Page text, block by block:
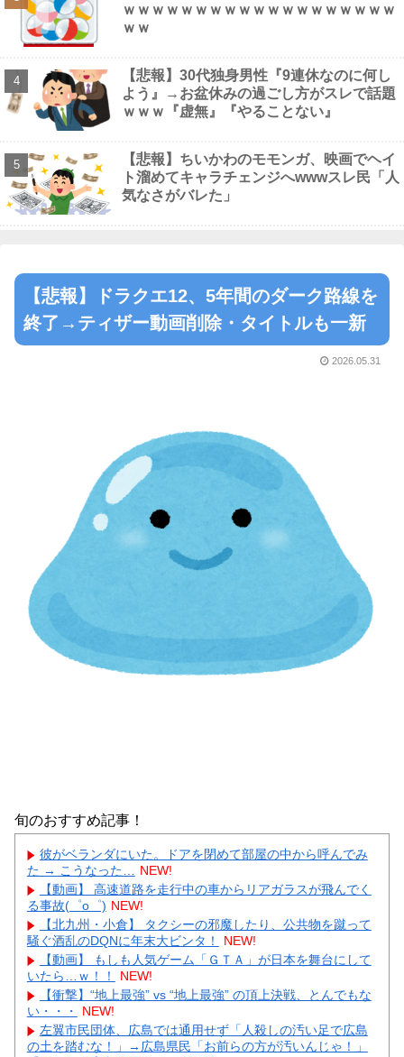
Powered by livedoor 相互RSSｗｗｗｗｗｗｗｗｗｗｗｗｗｗｗｗｗｗｗ
ｗｗ
【悲報】30代独身男性『9連休なのに何し
よう』→お盆休みの過ごし方がスレで話題
ｗｗｗ『虚無』『やることない』
【悲報】ちいかわのモモンガ、映画でヘイ
ト溜めてキャラチェンジへwwwスレ民「人
気なさがバレた」
【悲報】ドラクエ12、5年間のダーク路線を
終了→ティザー動画削除・タイトルも一新
2026.05.31
旬のおすすめ記事！
彼がベランダにいた。ドアを閉めて部屋の中から呼んでみ
た → こうなった…
NEW!
【動画】 高速道路を走行中の車からリアガラスが飛んでく
る事故(゜o゜) NEW!
【北九州・小倉】 タクシーの邪魔したり、公共物を蹴って
騒ぐ酒乱のDQNに年末大ビンタ！
NEW!
【動画】 もしも人気ゲーム「ＧＴＡ」が日本を舞台にして
いたら…ｗ！！
NEW!
【衝撃】“地上最強” vs “地上最強” の頂上決戦、とんでもな
い・・・
NEW!
左翼市民団体、広島では通用せず「人殺しの汚い足で広島
の土を踏むな！」→広島県民「お前らの方が汚いんじゃ！」